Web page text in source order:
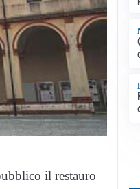
il restauro